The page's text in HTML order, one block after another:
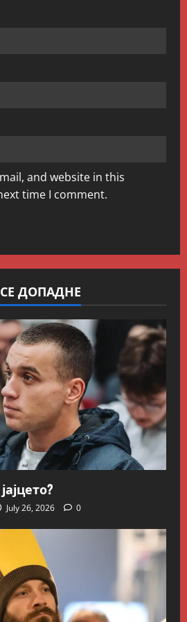
and website in this
time I comment.
ДОПАДНЕ
July 26, 2026 0